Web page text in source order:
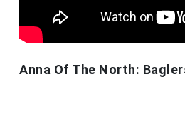
Anna Of The North: